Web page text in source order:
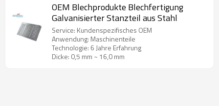
OEM Blechprodukte Blechfertigung
Galvanisierter Stanzteil aus Stahl
Service: Kundenspezifisches OEM
Anwendung: Maschinenteile
Technologie: 6 Jahre Erfahrung
Dicke: 0,5 mm ~ 16,0 mm